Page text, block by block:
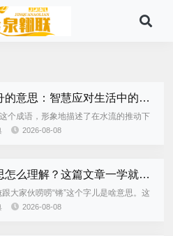
顺水推舟的意思：智慧应对生活中的变局
这个成语，形象地描述了在水流的推动下
为。在现实生活中，它不仅是一种处事
2026-08-08
锵的意思怎么理解？这篇文章一学就会！
大家伙唠唠“锵”这个字儿是啥意思。这
咋见，俺也是听唱戏的提过几回。 俺专
2026-08-08